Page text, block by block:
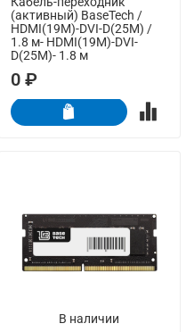
(активный) BaseTech /
HDMI(19M)-DVI-D(25M) /
1.8 м- HDMI(19M)-DVI-
D(25M)- 1.8 м
0 ₽
В наличии